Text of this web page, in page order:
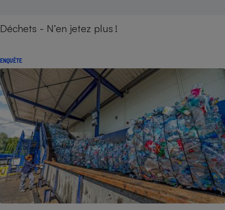
Déchets - N’en jetez plus !
ENQUÊTE